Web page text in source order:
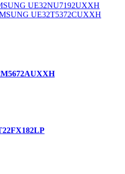
UE32NU7192UXXH
UE32T5372CUXXH